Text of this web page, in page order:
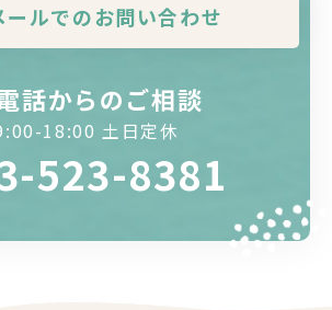
ールでのお問い合わせ
話からのご相談
18:00 土日定休
523-8381